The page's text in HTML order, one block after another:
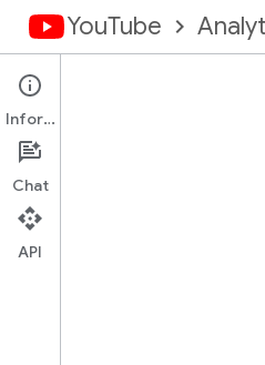
YouTube
Visão geral
Acessar credenciais de
Informações
Chat
API